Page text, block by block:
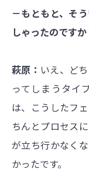
－もともと、そ
しゃったのですか
萩原 ： いえ、ど
ってしまうタイ
は、こうしたフ
ちんとプロセス
が立ち行かなく
かったです。